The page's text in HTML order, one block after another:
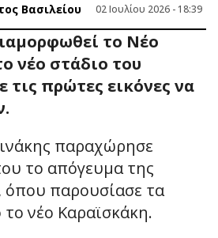
Βασιλείου 02 Ιουλίου 2026 - 18:39
το Νέο
νέο στάδιο του
πρώτες εικόνες να
παραχώρησε
το απόγευμα της
όπου παρουσίασε τα
νέο Καραϊσκάκη.